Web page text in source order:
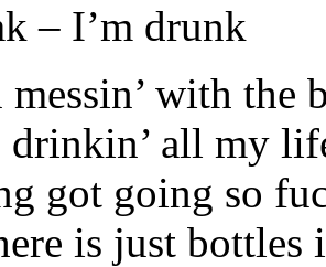
– I’m drunk
messin’ with the
drinkin’ all my
got going so
is just bottles